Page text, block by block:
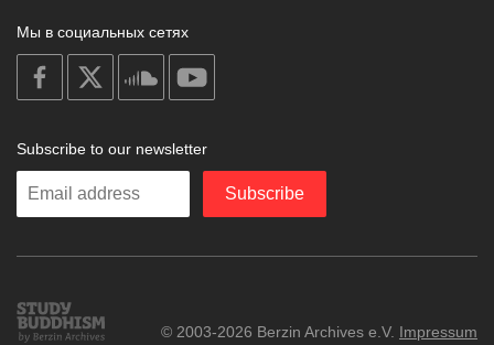
Мы в социальных сетях
on
facebook
soundcloud
Subscribe to our newsletter
Enter
Subscribe
Study
Buddhism
© 2003-2026 Berzin Archives e.V. Impressum